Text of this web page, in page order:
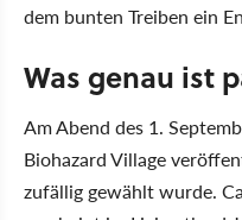
dem bunten Treiben ein
Was genau ist
Am Abend des 1.
Biohazard Village
zufällig gewählt wurde.